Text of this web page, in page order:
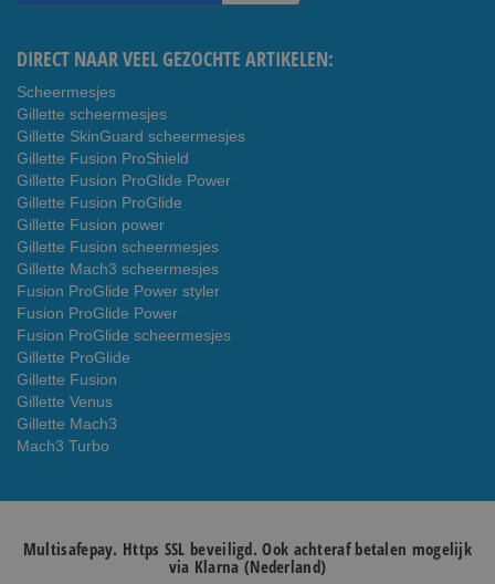
DIRECT NAAR VEEL GEZOCHTE ARTIKELEN:
Scheermesjes
Gillette scheermesjes
Gillette SkinGuard scheermesjes
Gillette Fusion ProShield
Gillette Fusion ProGlide Power
Gillette Fusion ProGlide
Gillette Fusion power
Gillette Fusion scheermesjes
Gillette Mach3 scheermesjes
Fusion ProGlide Power styler
Fusion ProGlide Power
Fusion ProGlide scheermesjes
Gillette ProGlide
Gillette Fusion
Gillette Venus
Gillette Mach3
Mach3 Turbo
Multisafepay. Https SSL beveiligd. Ook achteraf betalen mogelijk
via Klarna (Nederland)